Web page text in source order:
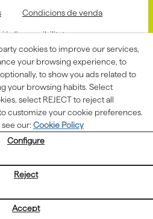
Condicions de venda
d'accessibilitat
de denúncies
i subvencionada pel
Treball i finançada pel Fons
de la resposta de la Unió
COVID-19.
ALBA - All rights reserved.
cookies to improve our services,
your browsing experience, to
to show you ads related to
your browsing habits. Select
select REJECT to reject all
customize your cookie preferences.
our: Cookie Policy
Configure
Reject
Accept